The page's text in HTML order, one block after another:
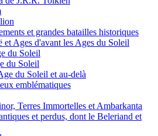
et grandes batailles historiques
et Ages d'avant les Ages du Soleil
du Soleil
du Soleil
du Soleil et au-delà
emblématiques
Terres Immortelles et Ambarkanta
et perdus, dont le Beleriand et